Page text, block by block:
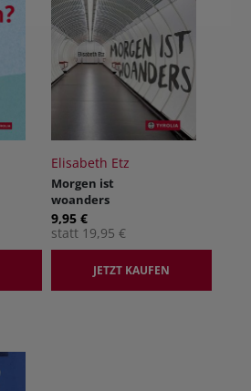
Elisabeth Etz
Morgen ist
woanders
9,95 €
statt 19,95 €
JETZT KAUFEN